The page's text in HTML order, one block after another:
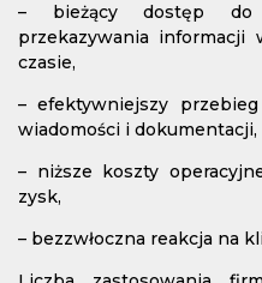
– bieżący dostęp do
przekazywania informacji
czasie,
– efektywniejszy
wiadomości i dokumentacji,
– niższe koszty
zysk,
– bezzwłoczna reakcja na